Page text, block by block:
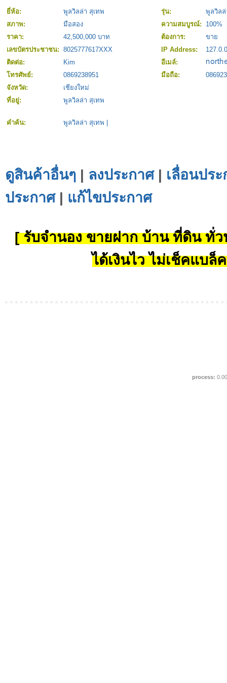
ยี่ห้อ: พูลวิลล่า สุเทพ รุ่น:
พูลวิลล่
สภาพ:
มือสอง ความสมบูรณ์:
100%
ราคา:
42,500,000 บาท ต้องการ:
ขาย
เลขบัตรประชาชน: 8025777617XXX IP Address:
ติดต่อ:
Kim
อีเมล์:
โทรศัพย์:
0869238951 มือถือ:
จังหวัด:
เชียงใหม่
ที่อยู่:
พูลวิลล่า สุเทพ
คำค้น: พูลวิลล่า สุเทพ
ดูสินค้าอื่นๆ | ลงประกาศ| เลื่อนปร
ประกาศ| แก้ไขประกาศ
[ รับจำนอง ขายฝาก บ้าน ที่ดิน ทั่ว
ได้เงินไว ไม่เช็คแบล็
process: